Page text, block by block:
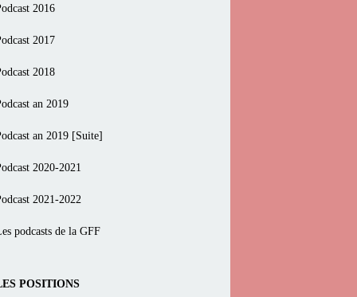
2016
2017
2018
an 2019
an 2019 [Suite]
2020-2021
2021-2022
podcasts de la GFF
POSITIONS